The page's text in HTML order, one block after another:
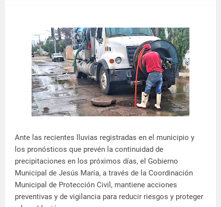
Ante las recientes lluvias registradas en el municipio y
los pronósticos que prevén la continuidad de
precipitaciones en los próximos días, el Gobierno
Municipal de Jesús María, a través de la Coordinación
Municipal de Protección Civil, mantiene acciones
preventivas y de vigilancia para reducir riesgos y proteger